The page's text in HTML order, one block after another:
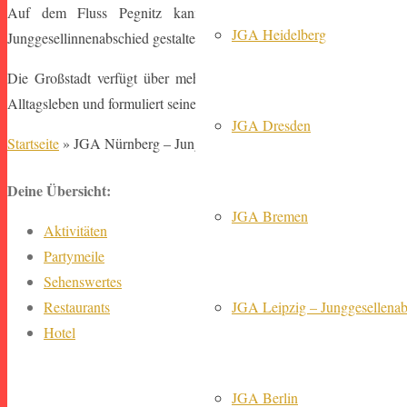
JGA Heidelberg
JGA Dresden
JGA Bremen
JGA Leipzig –
JGA Berlin
Auf dem Fluss Pegnitz kann man nicht nur wunderschöne
Junggesellinnenabschied gestalten. Welche Möglichkeiten habt ihr
Die Großstadt verfügt über mehrere Hochschulen und über
Alltagsleben und formuliert seine eigene Regeln mit ganz vielen
Startseite » JGA Nürnberg – Junggesellenabschied Nürnberg
Deine Übersicht:
Aktivitäten
Partymeile
Sehenswertes
Restaurants
Hotel